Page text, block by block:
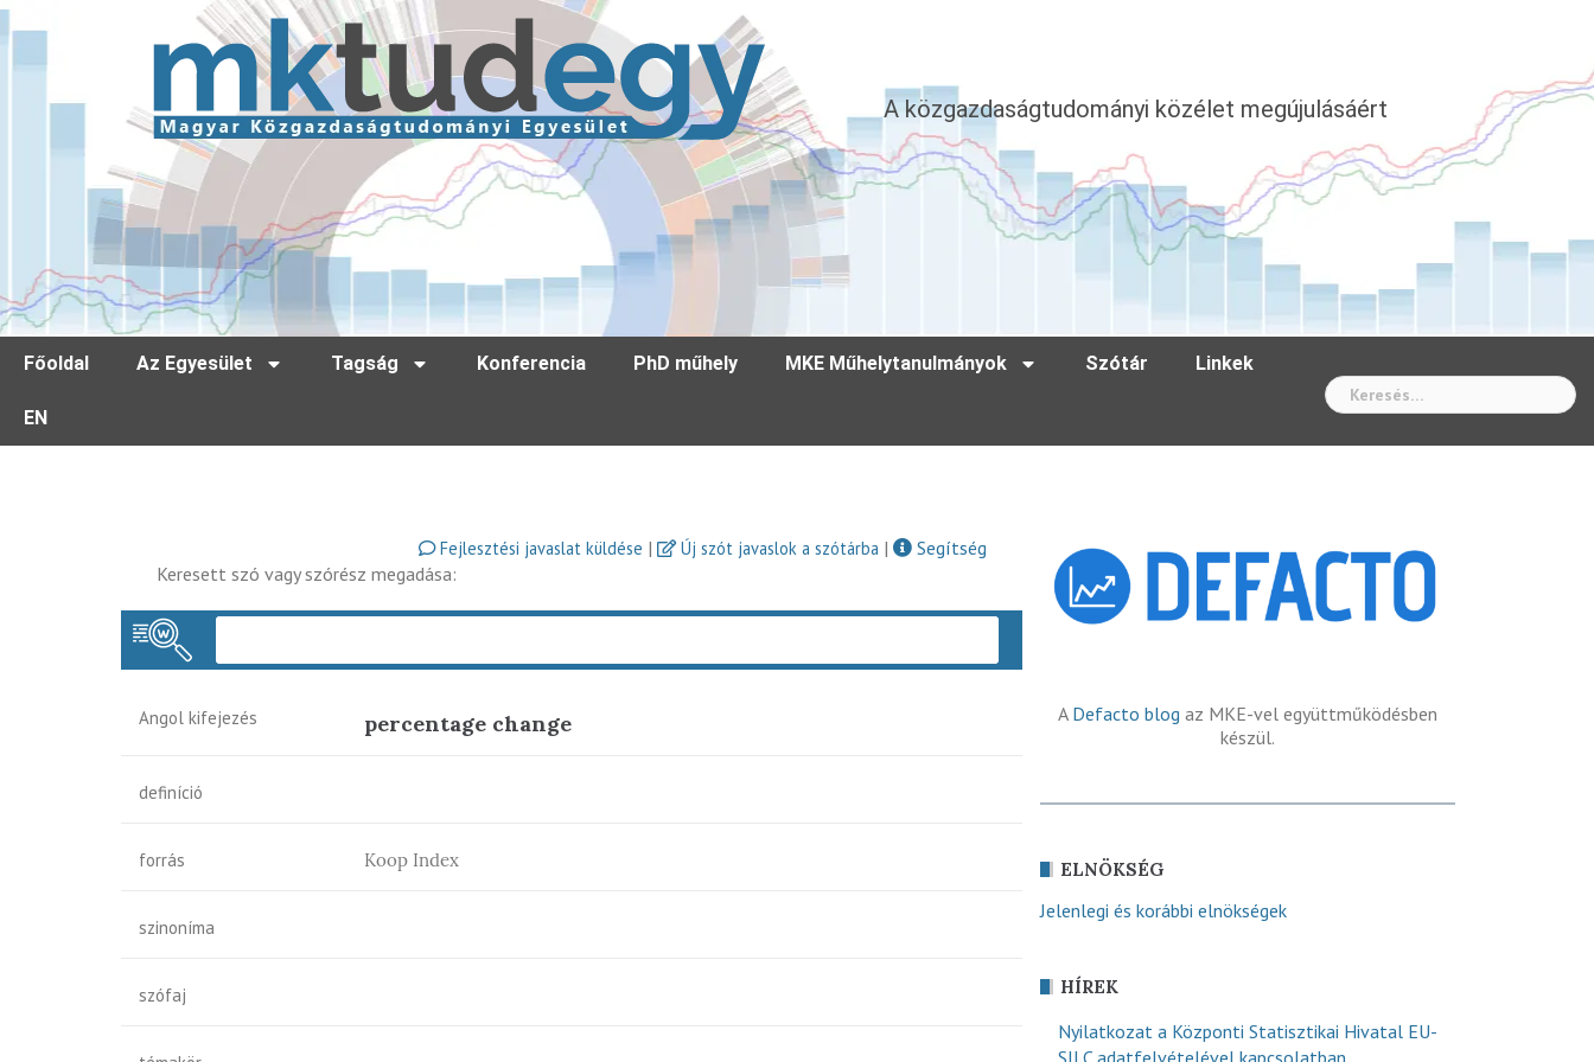
A közgazdaságtudományi közélet megújulásáért
Főoldal Az Egyesület Tagság Konferencia PhD műhely MKE Műhelytanulmányok Szótár Linkek
EN
Fejlesztési javaslat küldése | Új szót javaslok a szótárba |
Segítség
Keresett szó vagy szórész megadása:
Angol kifejezés percentage change
definíció
forrás Koop Index
szinoníma
szófaj
A Defacto blog az MKE-vel együttműködésben
készül.
ELNÖKSÉG
Jelenlegi és korábbi elnökségek
HÍREK
Nyilatkozat a Központi Statisztikai Hivatal EU-
SILC adatfelvételével kapcsolatban